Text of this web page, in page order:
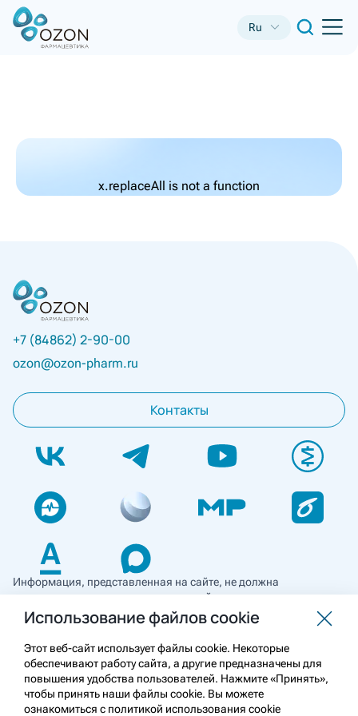
Ru
x.replaceAll is not a function
+7 (84862) 2-90-00
ozon@ozon-pharm.ru
Контакты
Информация, представленная на сайте, не должна
использоваться для самостоятельной диагностики и лечения
и не может служить заменой очной консультации врача. Перед
применением необходимо ознакомиться
с противопоказаниями препарата. Информация
о лекарственных средствах рецептурного отпуска
предназначена для медицинских и фармацевтических
работников.
Использование файлов cookie
Этот веб-сайт использует файлы cookie. Некоторые
обеспечивают работу сайта, а другие предназначены для
повышения удобства пользователей. Нажмите «Принять»,
чтобы принять наши файлы cookie. Вы можете
ознакомиться с политикой использования cookie